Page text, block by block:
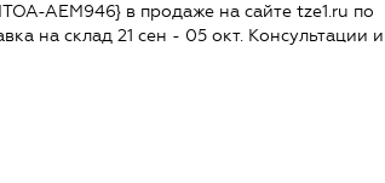
AEM946} в продаже на сайте tze1.ru по
на склад 21 сен - 05 окт. Консультации и